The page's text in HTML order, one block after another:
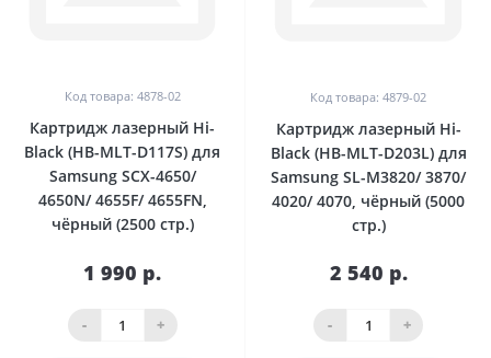
Код товара: 4878-02
Картридж лазерный Hi-
Black (HB-MLT-D117S) для
Samsung SCX-4650/
4650N/ 4655F/ 4655FN,
чёрный (2500 стр.)
1 990 р.
- +
Код товара: 4879-02
Картридж лазерный Hi-
Black (HB-MLT-D203L) для
Samsung SL-M3820/ 3870/
4020/ 4070, чёрный (5000
стр.)
2 540 р.
- +